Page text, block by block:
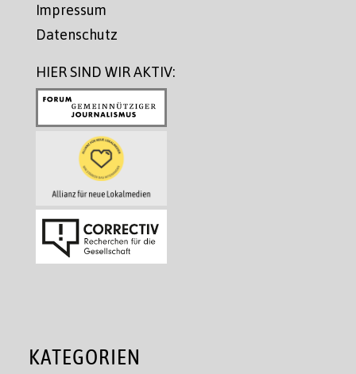
Impressum
Datenschutz
HIER SIND WIR AKTIV:
KATEGORIEN